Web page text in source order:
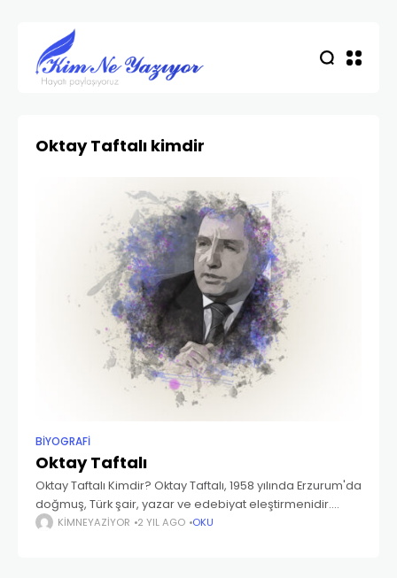
Oktay Taftalı kimdir
BIYOGRAFI
Oktay Taftalı
Oktay Taftalı Kimdir? Oktay Taftalı, 1958 yılında Erzurum'da
doğmuş, Türk şair, yazar ve edebiyat eleştirmenidir.
Eğitim hayatı ve edebi kariyeri boyunca birçok önemli
KIMNEYAZIYOR 2 YIL AGO OKU